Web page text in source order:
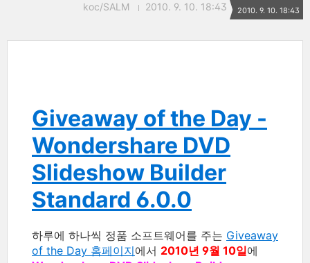
koc/SALM 2010. 9. 10. 18:43 2010. 9. 10. 18:43
Giveaway of the Day -
Wondershare DVD
Slideshow Builder
Standard 6.0.0
하루에 하나씩 정품 소프트웨어를 주는 Giveaway
of the Day 홈페이지에서 2010년 9월 10일에